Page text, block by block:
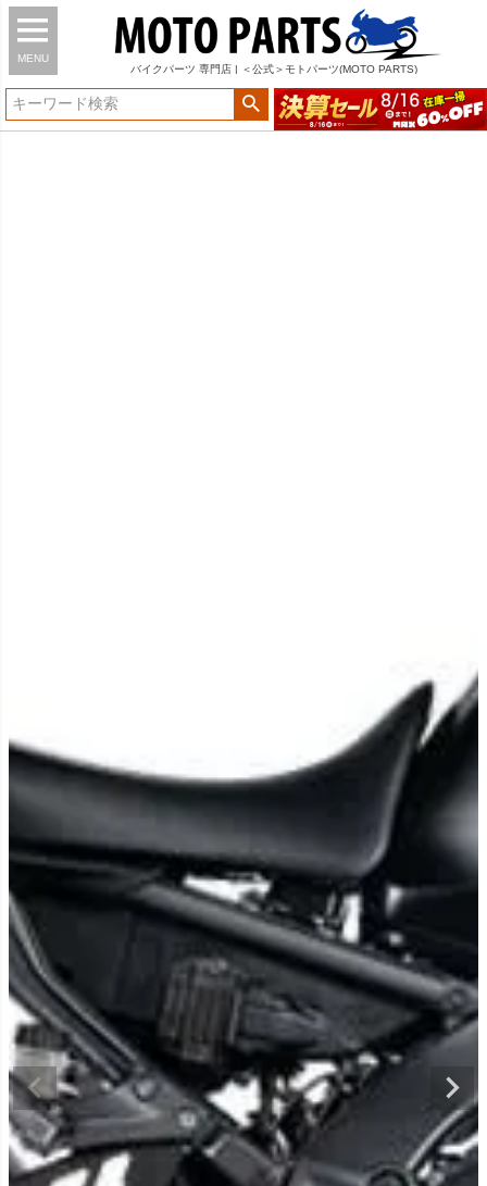
MENU
バイク パーツ 専門店 | ＜公式＞モトパーツ(MOTO PARTS)